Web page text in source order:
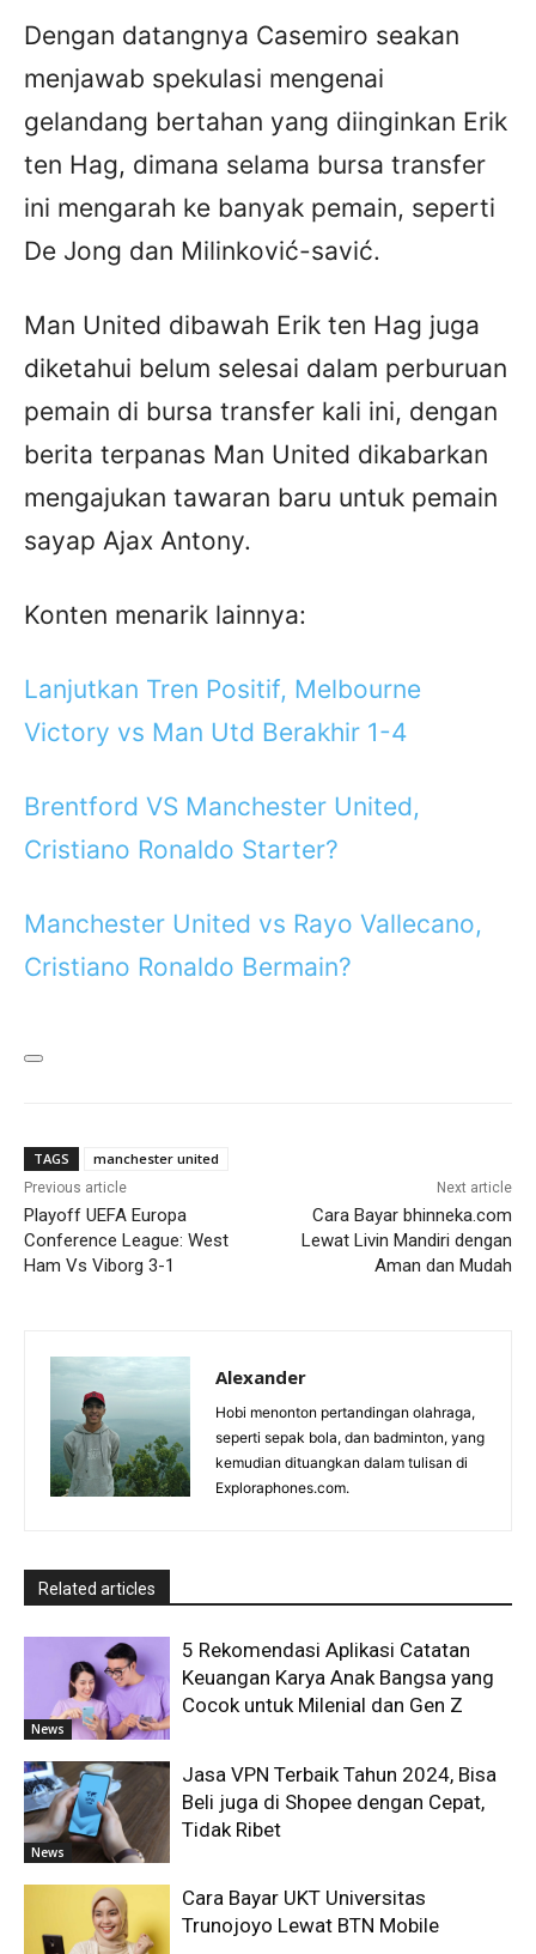
Dengan datangnya Casemiro seakan
menjawab spekulasi mengenai
gelandang bertahan yang diinginkan Erik
ten Hag, dimana selama bursa transfer
ini mengarah ke banyak pemain, seperti
De Jong dan Milinković-savić.
Man United dibawah Erik ten Hag juga
diketahui belum selesai dalam perburuan
pemain di bursa transfer kali ini, dengan
berita terpanas Man United dikabarkan
mengajukan tawaran baru untuk pemain
sayap Ajax Antony.
Konten menarik lainnya:
Lanjutkan Tren Positif, Melbourne
Victory vs Man Utd Berakhir 1-4
Brentford VS Manchester United,
Cristiano Ronaldo Starter?
Manchester United vs Rayo Vallecano,
Cristiano Ronaldo Bermain?
TAGS manchester united
Previous article
Playoff UEFA Europa
Conference League: West
Ham Vs Viborg 3-1
Next article
Cara Bayar bhinneka.com
Lewat Livin Mandiri dengan
Aman dan Mudah
Alexander
Hobi menonton pertandingan olahraga,
seperti sepak bola, dan badminton, yang
kemudian dituangkan dalam tulisan di
Exploraphones.com.
Related articles
News
5 Rekomendasi Aplikasi Catatan
Keuangan Karya Anak Bangsa yang
Cocok untuk Milenial dan Gen Z
News
Jasa VPN Terbaik Tahun 2024, Bisa
Beli juga di Shopee dengan Cepat,
Tidak Ribet
Cara Bayar UKT Universitas
Trunojoyo Lewat BTN Mobile